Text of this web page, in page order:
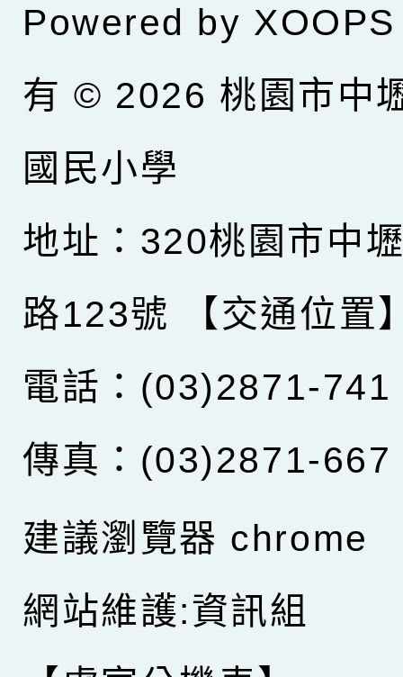
Powered by XOOPS
有 © 2026 桃園市中
國民小學
地址：320桃園市中
路123號
【交通位置
電話：(03)2871-741
傳真：(03)2871-667
建議瀏覽器 chrome
網站維護:資訊組